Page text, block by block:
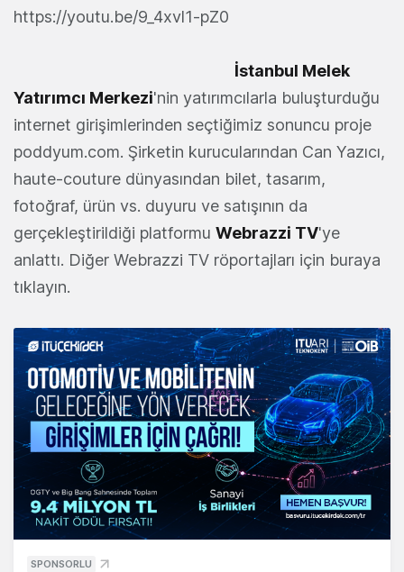
https://youtu.be/9_4xvl1-pZ0
İstanbul Melek
Yatırımcı Merkezi'nin yatırımcılarla buluşturduğu
internet girişimlerinden seçtiğimiz sonuncu proje
poddyum.com. Şirketin kurucularından Can Yazıcı,
haute-couture dünyasından bilet, tasarım,
fotoğraf, ürün vs. duyuru ve satışının da
gerçekleştirildiği platformu Webrazzi TV'ye
anlattı. Diğer Webrazzi TV röportajları için buraya
tıklayın.
SPONSORLU